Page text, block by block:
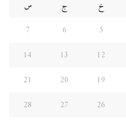
خ ج
س
5
6
7
12
13
14
19
20
21
26
27
28